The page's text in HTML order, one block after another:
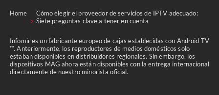
Home
Cómo elegir el proveedor de servicios de IPTV adecuado:
Siete preguntas clave a tener en cuenta
Infomir es un fabricante europeo de cajas establecidas con Android TV
™. Anteriormente, los reproductores de medios domésticos solo
estaban disponibles en distribuidores regionales. Sin embargo, los
dispositivos MAG ahora están disponibles con la entrega internacional
directamente de nuestro minorista oficial.